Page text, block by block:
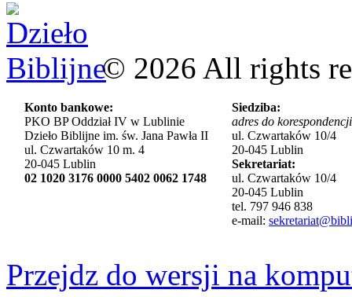
© 2026 All rights
Konto bankowe:
PKO BP Oddział IV w Lublinie
Dzieło Biblijne im. św. Jana Pawła II
ul. Czwartaków 10 m. 4
20-045 Lublin
02 1020 3176 0000 5402 0062 1748
Siedziba:
adres do
ul. Czwartaków 10/4
20-045 Lublin
Sekretariat:
ul. Czwartaków 10/4
20-045 Lublin
tel. 797 946 838
e-mail:
Przejdz do wersji na